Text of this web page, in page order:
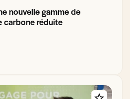
nouvelle gamme de
carbone réduite